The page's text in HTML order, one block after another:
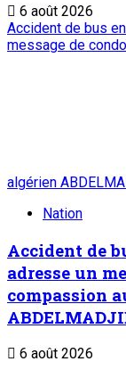
6 août 2026
Accident de bus
message de
algérien
Nation
Accident de
adresse un
compassion
6 août 2026